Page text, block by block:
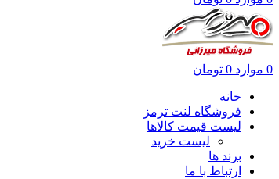
0 موارد 0 تومان
خانه
فروشگاه لنت ترمز
لیست قیمت کالاها
لیست خرید
برند ها
ارتباط با ما